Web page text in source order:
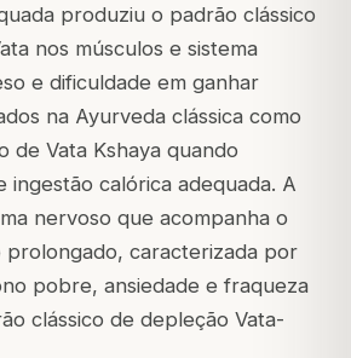
produziu o padrão clássico
nos músculos e sistema
e dificuldade em ganhar
na Ayurveda clássica como
de Vata Kshaya quando
ingestão calórica adequada. A
nervoso que acompanha o
prolongado, caracterizada por
pobre, ansiedade e fraqueza
clássico de depleção Vata-